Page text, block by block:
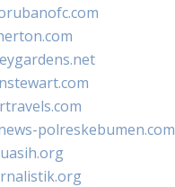
polreskebumen.com